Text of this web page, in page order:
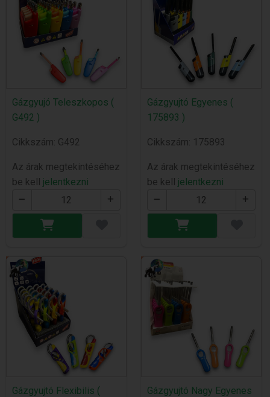
Gázgyujó Teleszkopos (
G492 )
Cikkszám: G492
Az árak megtekintéséhez
be kell jelentkezni
Gázgyujtó Egyenes (
175893 )
Cikkszám: 175893
Az árak megtekintéséhez
be kell jelentkezni
Gázgyujtó Flexibilis (
Gázgyujtó Nagy Egyenes